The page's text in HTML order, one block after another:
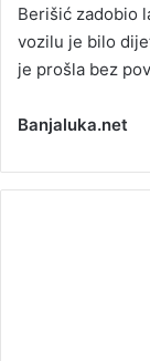
Berišić zadobio
vozilu je bilo
je prošla bez
Banjaluka.net